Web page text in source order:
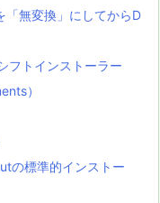
「無変換」にしてからD
フトインストーラー
）
の標準的インストー